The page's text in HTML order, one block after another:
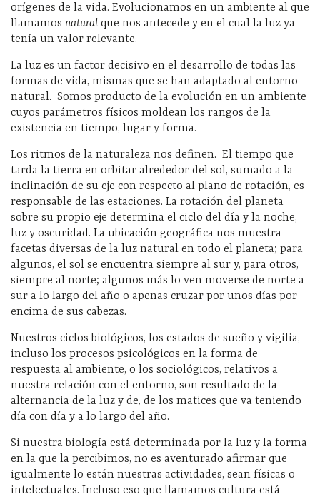
orígenes de la vida. Evolucionamos en un ambiente al que
llamamos natural que nos antecede y en el cual la luz ya
tenía un valor relevante.
La luz es un factor decisivo en el desarrollo de todas las
formas de vida, mismas que se han adaptado al entorno
natural. Somos producto de la evolución en un ambiente
cuyos parámetros físicos moldean los rangos de la
existencia en tiempo, lugar y forma.
Los ritmos de la naturaleza nos definen. El tiempo que
tarda la tierra en orbitar alrededor del sol, sumado a la
inclinación de su eje con respecto al plano de rotación, es
responsable de las estaciones. La rotación del planeta
sobre su propio eje determina el ciclo del día y la noche,
luz y oscuridad. La ubicación geográfica nos muestra
facetas diversas de la luz natural en todo el planeta; para
algunos, el sol se encuentra siempre al sur y, para otros,
siempre al norte; algunos más lo ven moverse de norte a
sur a lo largo del año o apenas cruzar por unos días por
encima de sus cabezas.
Nuestros ciclos biológicos, los estados de sueño y vigilia,
incluso los procesos psicológicos en la forma de
respuesta al ambiente, o los sociológicos, relativos a
nuestra relación con el entorno, son resultado de la
alternancia de la luz y de, de los matices que va teniendo
día con día y a lo largo del año.
Si nuestra biología está determinada por la luz y la forma
en la que la percibimos, no es aventurado afirmar que
igualmente lo están nuestras actividades, sean físicas o
intelectuales. Incluso eso que llamamos cultura está